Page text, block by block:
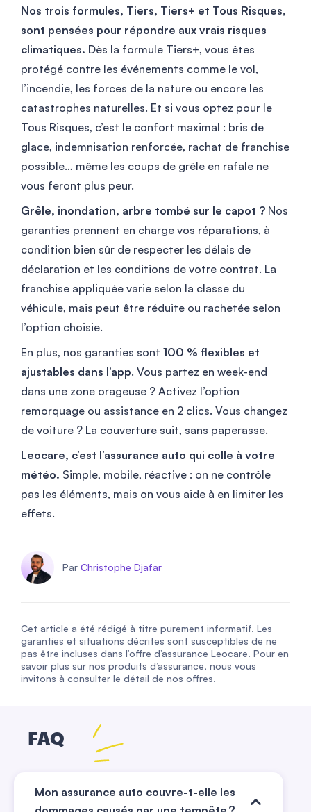
Nos trois formules, Tiers, Tiers+ et Tous Risques,
sont pensées pour répondre aux vrais risques
climatiques. Dès la formule Tiers+, vous êtes
protégé contre les événements comme le vol,
l’incendie, les forces de la nature ou encore les
catastrophes naturelles. Et si vous optez pour le
Tous Risques, c’est le confort maximal : bris de
glace, indemnisation renforcée, rachat de franchise
possible… même les coups de grêle en rafale ne
vous feront plus peur.
Grêle, inondation, arbre tombé sur le capot ? Nos
garanties prennent en charge vos réparations, à
condition bien sûr de respecter les délais de
déclaration et les conditions de votre contrat. La
franchise appliquée varie selon la classe du
véhicule, mais peut être réduite ou rachetée selon
l’option choisie.
En plus, nos garanties sont 100 % flexibles et
ajustables dans l’app. Vous partez en week-end
dans une zone orageuse ? Activez l’option
remorquage ou assistance en 2 clics. Vous changez
de voiture ? La couverture suit, sans paperasse.
Leocare, c’est l’assurance auto qui colle à votre
météo. Simple, mobile, réactive : on ne contrôle
pas les éléments, mais on vous aide à en limiter les
effets.
Par Christophe Djafar
Cet article a été rédigé à titre purement informatif. Les
garanties et situations décrites sont susceptibles de ne
pas être incluses dans l’offre d’assurance Leocare. Pour en
savoir plus sur nos produits d’assurance, nous vous
invitons à consulter le détail de nos offres.
FAQ
Mon assurance auto couvre-t-elle les